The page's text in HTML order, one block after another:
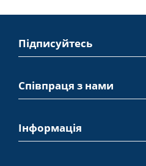
Підписуйтесь
Співпраця з нами
Інформація